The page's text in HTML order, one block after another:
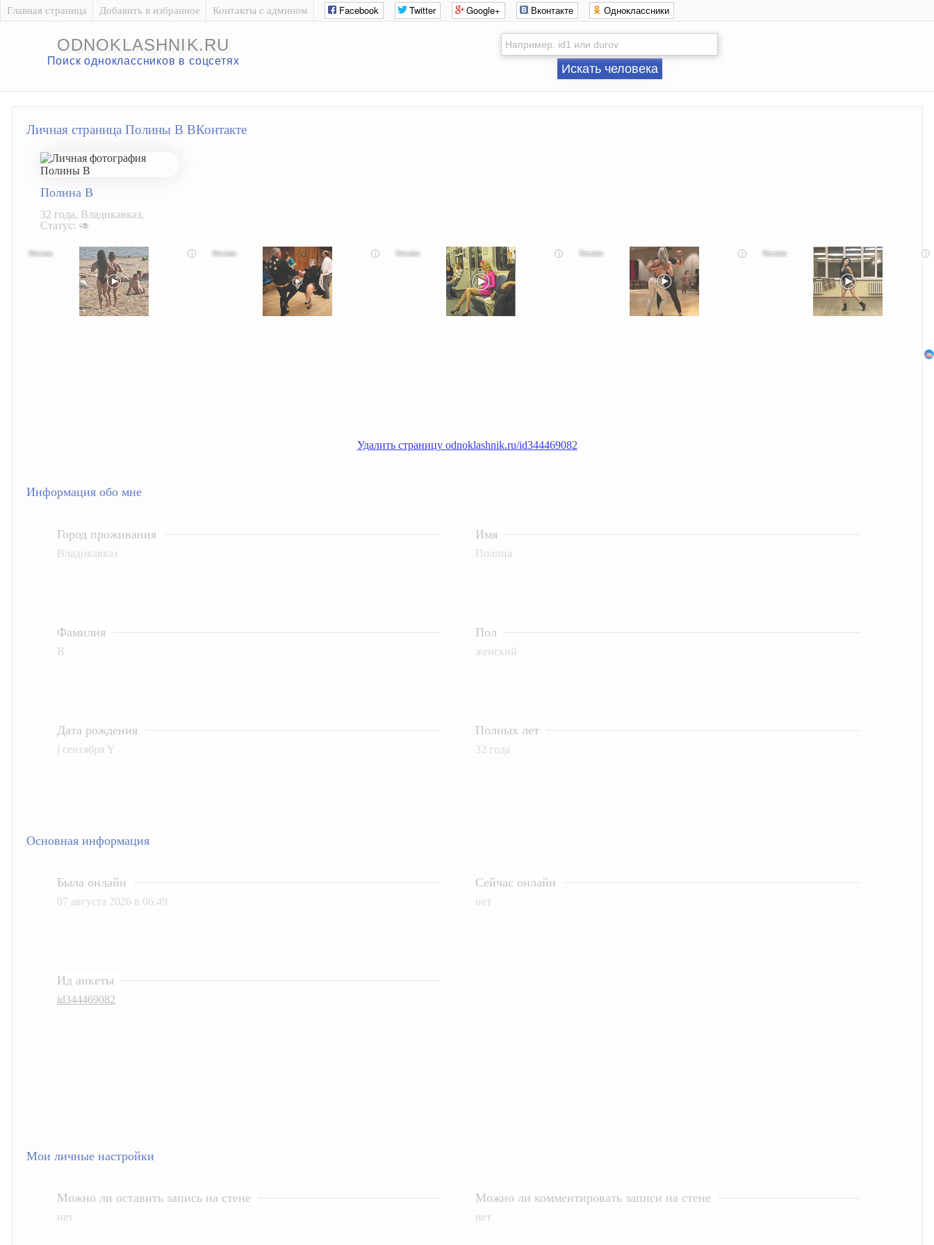
Главная страница Добавить в избранное Контакты с админом Facebook Twitter Google+ Вконтакте Одноклассники
ODNOKLASHNIK.RU
Поиск одноклассников в соцсетях
Искать человека
Личная страница Полины В ВКонтакте
Полина В
32 года, Владикавказ,
Статус: 🥑
i i i i i
Удалить страницу odnoklashnik.ru/id344469082
Информация обо мне
Город проживания
Владикавказ
Имя
Полина
Фамилия
В
Пол
женский
Дата рождения
j сентября Y
Полных лет
32 года
Основная информация
Была онлайн
07 августа 2026 в 06:49
Сейчас онлайн
нет
Ид анкеты
id344469082
Мои личные настройки
Можно ли оставить запись на стене
нет
Можно ли комментировать записи на стене
нет